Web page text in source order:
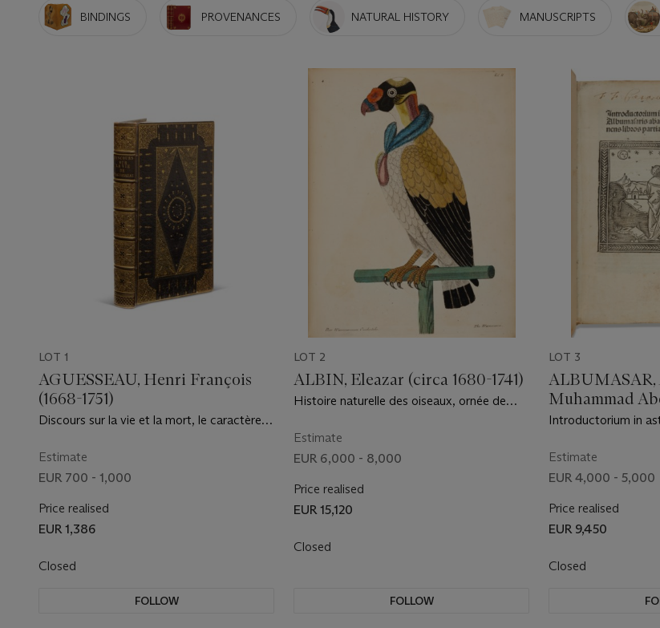
BINDINGS PROVENANCES NATURAL HISTORY MANUSCRIPTS
LOT 1
AGUESSEAU, Henri François
(1668-1751)
Discours sur la vie et la mort, le caractère
d'État. Au Chasteau de Fresnes, 1720
Estimate
EUR 700 - 1,000
Price realised
EUR 1,386
Closed
FOLLOW
LOT 2
ALBIN, Eleazar (circa 1680-1741)
Histoire naturelle des oiseaux, ornée de
parfaitement au Naturel…traduite de
l’anglois. La Haye : Pierre de Hondt, 1750
Estimate
EUR 6,000 - 8,000
Price realised
EUR 15,120
Closed
FOLLOW
LOT 3
ALBUMASAR,
Muhammad
Balkhî, lat. en
Introductorium in
partiales. Venise :
mandato & expensis
Estimate
EUR 4,000 - 5,000
Price realised
EUR 9,450
Closed